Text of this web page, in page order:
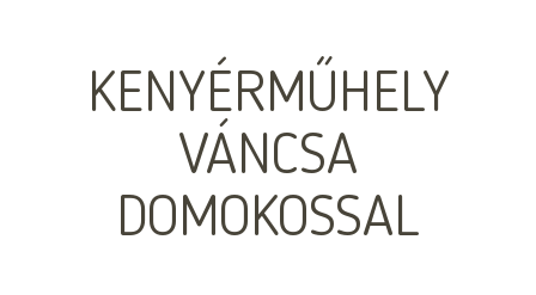
KENYÉRMŰHELY
VÁNCSA
DOMOKOSSAL